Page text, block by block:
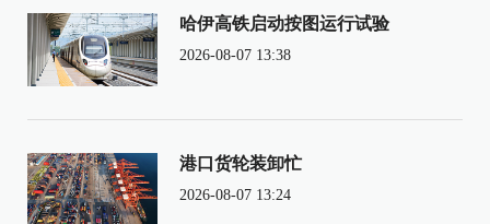
哈伊高铁启动按图运行试验
2026-08-07 13:38
港口货轮装卸忙
2026-08-07 13:24